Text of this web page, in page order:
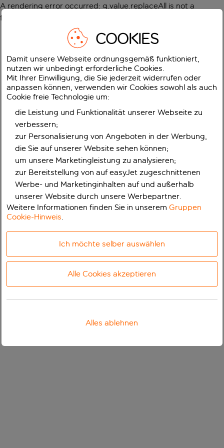
A rendering error occurred: g.value.replaceAll is not a
function
COOKIES
Damit unsere Webseite ordnungsgemäß funktioniert,
nutzen wir unbedingt erforderliche Cookies.
Mit Ihrer Einwilligung, die Sie jederzeit widerrufen oder
anpassen können, verwenden wir Cookies sowohl als auch
Cookie freie Technologie um:
die Leistung und Funktionalität unserer Webseite zu
verbessern;
zur Personalisierung von Angeboten in der Werbung,
die Sie auf unserer Website sehen können;
um unsere Marketingleistung zu analysieren;
zur Bereitstellung von auf easyJet zugeschnittenen
Werbe- und Marketinginhalten auf und außerhalb
unserer Website durch unsere Werbepartner.
Weitere Informationen finden Sie in unseremGruppen
Cookie-Hinweis.
Ich möchte selber auswählen
Alle Cookies akzeptieren
Alles ablehnen